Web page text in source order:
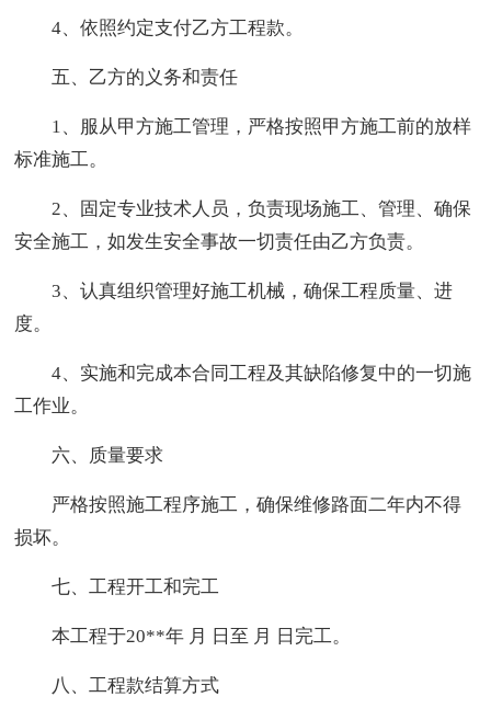
4、依照约定支付乙方工程款。
五、乙方的义务和责任
1、服从甲方施工管理，严格按照甲方施工前的放样
标准施工。
2、固定专业技术人员，负责现场施工、管理、确保
安全施工，如发生安全事故一切责任由乙方负责。
3、认真组织管理好施工机械，确保工程质量、进
度。
4、实施和完成本合同工程及其缺陷修复中的一切施
工作业。
六、质量要求
严格按照施工程序施工，确保维修路面二年内不得
损坏。
七、工程开工和完工
本工程于20**年 月 日至 月 日完工。
八、工程款结算方式